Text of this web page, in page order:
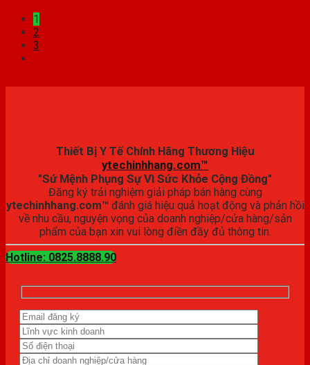
1
2
3
Thiết Bị Y Tế Chính Hãng Thương Hiệu
ytechinhhang.com™
"Sứ Mệnh Phụng Sự Vì Sức Khỏe Cộng Đồng"
Đăng ký trải nghiệm giải pháp bán hàng cùng
ytechinhhang.com™ đánh giá hiệu quả hoạt động và phản hồi
về nhu cầu, nguyện vọng của doanh nghiệp/cửa hàng/sản
phẩm của bạn xin vui lòng điền đầy đủ thông tin.
Hotline: 0825.8888.90